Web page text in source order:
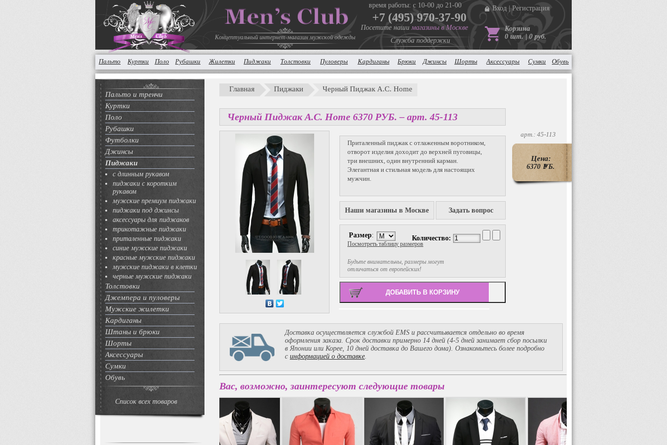
Концептуальный интернет-магазин мужской одежды
время работы: с 10-00 до 21-00
+7 (495) 970-37-90
Посетите наши магазины в Москве
Служба поддержки
Вход Регистрация
Корзина
0 шт. | 0 руб.
Пальто Куртки Поло Рубашки Жилетки Пиджаки Толстовки Пуловеры Кардиганы Брюки Джинсы Шорты Аксессуары Сумки Обувь
Пальто и тренчи
Куртки
Поло
Рубашки
Футболки
Джинсы
Пиджаки
с длинным рукавом
пиджаки с коротким
рукавом
мужские премиум пиджаки
пиджаки под джинсы
аксессуары для пиджаков
трикотажные пиджаки
приталенные пиджаки
синие мужские пиджаки
красные мужские пиджаки
мужские пиджаки в клетки
черные мужские пиджаки
Толстовки
Джемпера и пуловеры
Мужские жилетки
Кардиганы
Штаны и брюки
Шорты
Аксессуары
Сумки
Обувь
Список всех товаров
Главная Пиджаки Черный Пиджак A.C. Home
Черный Пиджак A.C. Home 6370 PУБ. – арт. 45-113
Приталенный пиджак с отлаженным воротником,
отворот изделия доходит до верхней пуговицы,
три внешних, один внутренний карман.
Элегантная и стильная модель для настоящих
мужчин.
Наши магазины в Москве Задать вопрос
Размер:
Будьте внимательны, размеры могут
отличаться от европейских!
Посмотреть таблицу размеров
Количество:
арт.: 45-113
Цена:
6370 P
УБ.
Доставка осуществляется службой EMS и рассчитывается отдельно во время
оформления заказа. Срок доставки примерно 14 дней (4-5 дней занимает сбор посылки
в Японии или Корее, 10 дней доставка до Вашего дома). Ознакомьтесь более подробно
с информацией о доставке.
Вас, возможно, заинтересуют следующие товары